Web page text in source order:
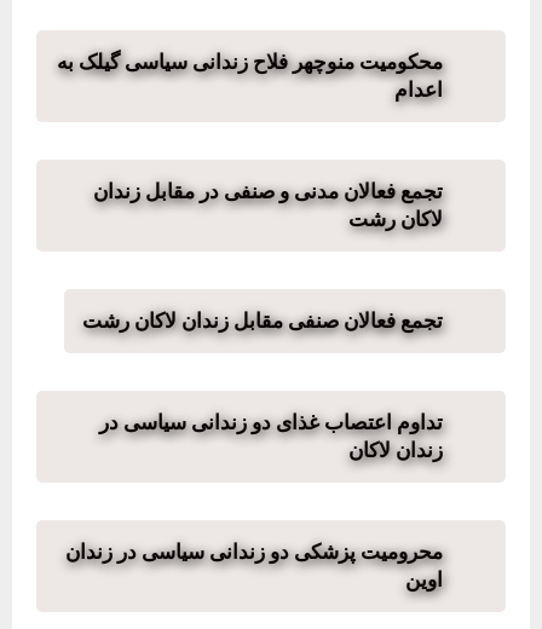
محکومیت منوچهر فلاح زندانی سیاسی گیلک به
اعدام
تجمع فعالان مدنی و صنفی در مقابل زندان
لاکان رشت
تجمع فعالان صنفی مقابل زندان لاکان رشت
تداوم اعتصاب غذای دو زندانی سیاسی در
زندان لاکان
محرومیت پزشکی دو زندانی سیاسی در زندان
اوین